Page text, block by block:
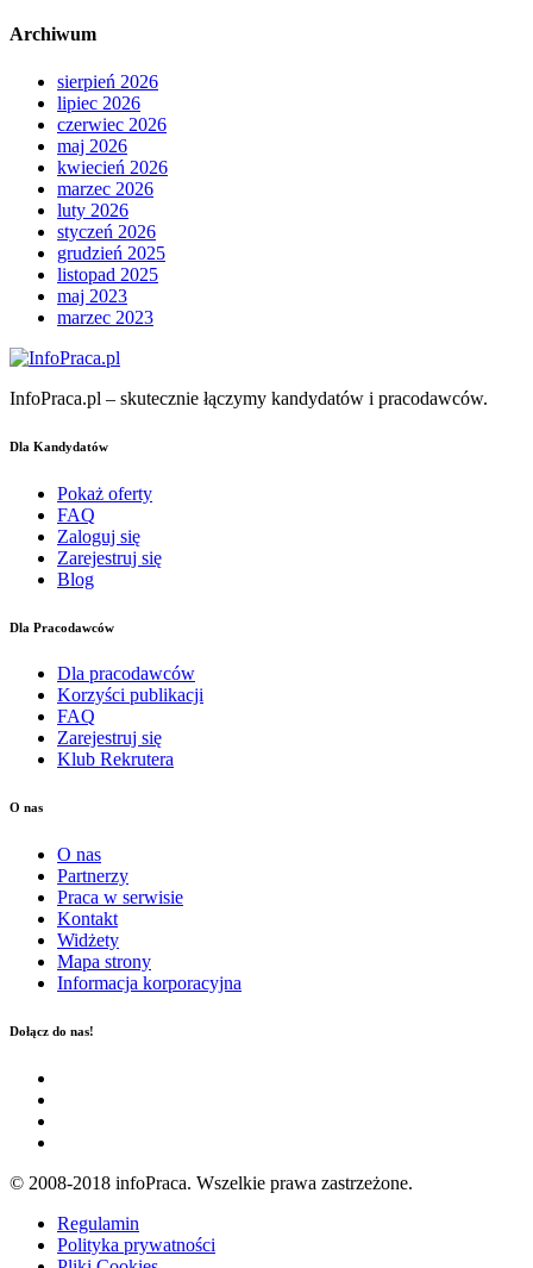
Archiwum
sierpień 2026
lipiec 2026
czerwiec 2026
maj 2026
kwiecień 2026
marzec 2026
luty 2026
styczeń 2026
grudzień 2025
listopad 2025
maj 2023
marzec 2023
InfoPraca.pl – skutecznie łączymy kandydatów i pracodawców.
Dla Kandydatów
Pokaż oferty
FAQ
Zaloguj się
Zarejestruj się
Blog
Dla Pracodawców
Dla pracodawców
Korzyści publikacji
FAQ
Zarejestruj się
Klub Rekrutera
O nas
O nas
Partnerzy
Praca w serwisie
Kontakt
Widżety
Mapa strony
Informacja korporacyjna
Dołącz do nas!
© 2008-2018 infoPraca. Wszelkie prawa zastrzeżone.
Regulamin
Polityka prywatności